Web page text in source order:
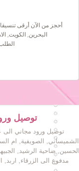
أحجز من الآن أرقى
البحرين, الكويت,
الطلب
توصيل
توصيل ورود مجاني الى
الشميساني, الصويفية, ام
ضاحية الرشيد,
مدفوع الى الزرقاء,